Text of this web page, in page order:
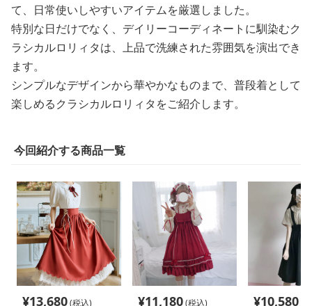
て、日常使いしやすいアイテムを厳選しました。
特別な日だけでなく、デイリーコーディネートに馴染むク
ラシカルロリィタは、上品で洗練された雰囲気を演出でき
ます。
シンプルなデザインから華やかなものまで、普段着として
楽しめるクラシカルロリィタをご紹介します。
今回紹介する商品一覧
¥13,680(税込)
¥11,180(税込)
¥10,580